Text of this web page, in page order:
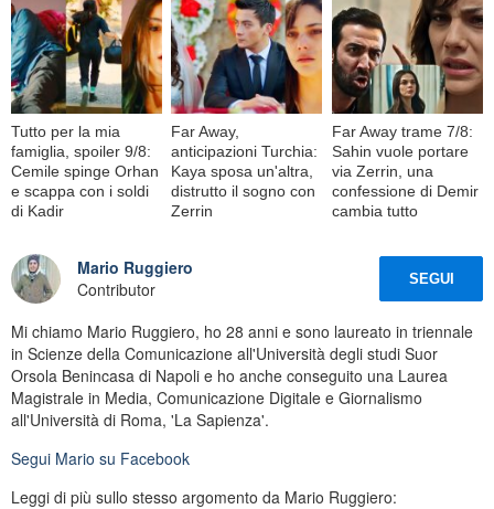
Tutto per la mia
famiglia, spoiler 9/8:
Cemile spinge Orhan
e scappa con i soldi
di Kadir
Far Away,
anticipazioni Turchia:
Kaya sposa un'altra,
distrutto il sogno con
Zerrin
Far Away trame 7/8:
Sahin vuole portare
via Zerrin, una
confessione di Demir
cambia tutto
Mario Ruggiero
Contributor
SEGUI
Mi chiamo Mario Ruggiero, ho 28 anni e sono laureato in triennale
in Scienze della Comunicazione all'Università degli studi Suor
Orsola Benincasa di Napoli e ho anche conseguito una Laurea
Magistrale in Media, Comunicazione Digitale e Giornalismo
all'Università di Roma, 'La Sapienza'.
Segui Mario su Facebook
Leggi di più sullo stesso argomento da Mario Ruggiero: